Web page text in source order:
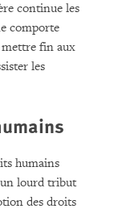
continue les
comporte
fin aux
les
humains
lourd tribut
des droits